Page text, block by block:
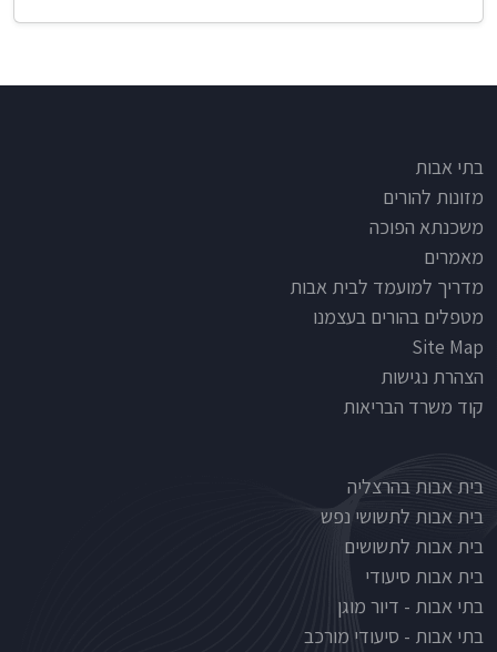
Footer
בתי אבות
מזונות להורים
משכנתא הפוכה
מאמרים
מדריך למועמד לבית אבות
מטפלים בהורים בעצמנו
Site Map
הצהרת נגישות
קוד משרד הבריאות
Nursinghouse type
בית אבות בהרצליה
בית אבות לתשושי נפש
בית אבות לתשושים
בית אבות סיעודי
בתי אבות - דיור מוגן
בתי אבות - סיעודי מורכב